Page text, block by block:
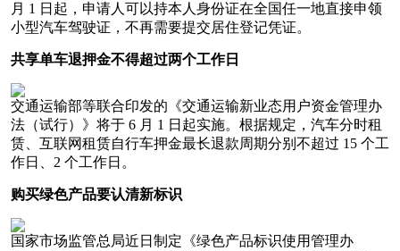
月 1 日起，申请人可以持本人身份证在全国任一地直接申领
小型汽车驾驶证，不再需要提交居住登记凭证。
共享单车退押金不得超过两个工作日
交通运输部等联合印发的《交通运输新业态用户资金管理办
法（试行）》将于 6 月 1 日起实施。根据规定，汽车分时租
赁、互联网租赁自行车押金最长退款周期分别不超过 15 个工
作日、2 个工作日。
购买绿色产品要认清新标识
国家市场监管总局近日制定《绿色产品标识使用管理办